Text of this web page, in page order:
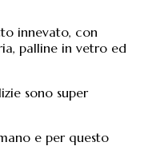
innevato, con
palline in vetro ed
sono super
e per questo